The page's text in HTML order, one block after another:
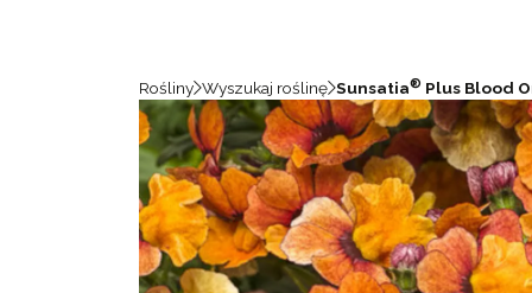
Rośliny Wyszukaj roślinę Sunsatia® Plus Blood